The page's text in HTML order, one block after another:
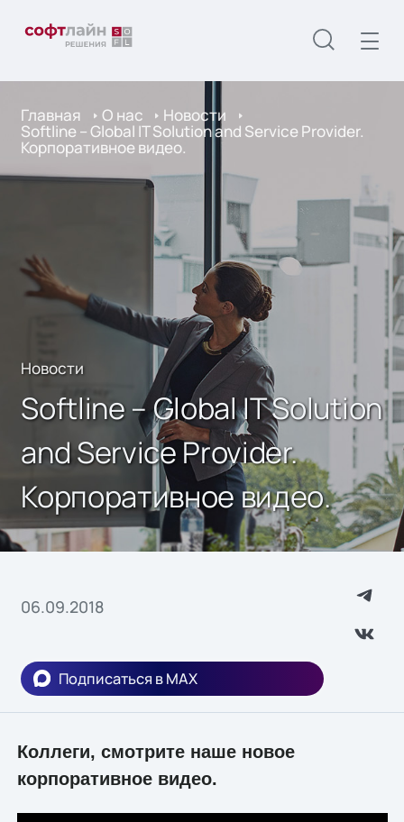
Главная О нас Новости
Softline – Global IT Solution and Service Provider.
Корпоративное видео.
Новости
Softline – Global IT Solution
and Service Provider.
Корпоративное видео.
06.09.2018
Подписаться в MAX
Коллеги, смотрите наше новое
корпоративное видео.